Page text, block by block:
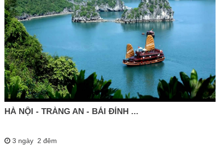
HÀ NỘI - TRÀNG AN - BÁI ĐÍNH ...
3 ngày 2 đêm